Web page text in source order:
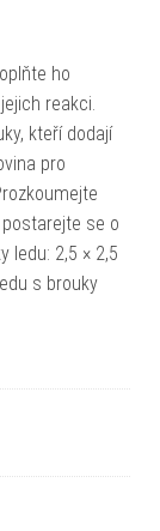
ho
reakci.
kteří dodají
pro
se o
ledu: 2,5 × 2,5
s brouky